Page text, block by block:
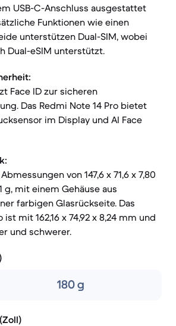
USB-C-Anschluss ausgestattet
Funktionen wie einen
unterstützen Dual-SIM, wobei
Dual-eSIM unterstützt.
Face ID zur sicheren
Das Redmi Note 14 Pro bietet
im Display und AI Face
von 147,6 x 71,6 x 7,80
g, mit einem Gehäuse aus
farbigen Glasrückseite. Das
ist mit 162,16 x 74,92 x 8,24 mm und
und schwerer.
180 g